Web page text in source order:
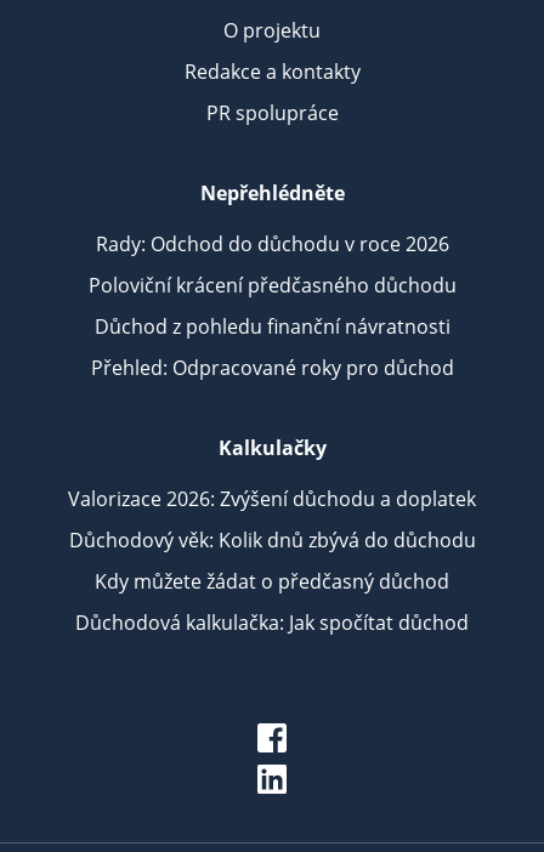
O projektu
Redakce a kontakty
PR spolupráce
Nepřehlédněte
Rady: Odchod do důchodu v roce 2026
Poloviční krácení předčasného důchodu
Důchod z pohledu finanční návratnosti
Přehled: Odpracované roky pro důchod
Kalkulačky
Valorizace 2026: Zvýšení důchodu a doplatek
Důchodový věk: Kolik dnů zbývá do důchodu
Kdy můžete žádat o předčasný důchod
Důchodová kalkulačka: Jak spočítat důchod